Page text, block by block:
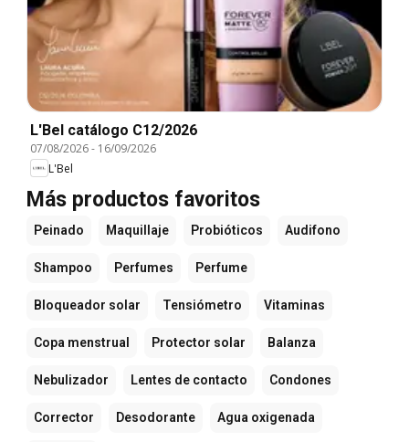
L'Bel catálogo C12/2026
07/08/2026- 16/09/2026
L'Bel
Más productos favoritos
Peinado Maquillaje Probióticos Audifono
Shampoo Perfumes Perfume
Bloqueador solar Tensiómetro Vitaminas
Copa menstrual Protector solar Balanza
Nebulizador Lentes de contacto Condones
Corrector Desodorante Agua oxigenada